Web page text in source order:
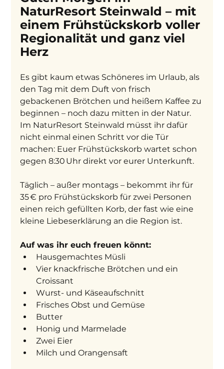
NaturResort Steinwald – mit
einem Frühstückskorb voller
Regionalität und ganz viel
Herz
Es gibt kaum etwas Schöneres im Urlaub, als
den Tag mit dem Duft von frisch
gebackenen Brötchen und heißem Kaffee zu
beginnen – noch dazu mitten in der Natur.
Im NaturResort Steinwald müsst ihr dafür
nicht einmal einen Schritt vor die Tür
machen: Euer Frühstückskorb wartet schon
gegen 8:30 Uhr direkt vor eurer Unterkunft.
Täglich – außer montags – bekommt ihr für
35 € pro Frühstückskorb für zwei Personen
einen reich gefüllten Korb, der fast wie eine
kleine Liebeserklärung an die Region ist.
Auf was ihr euch freuen könnt:
Hausgemachtes Müsli
Vier knackfrische Brötchen und ein
Croissant
Wurst- und Käseaufschnitt
Frisches Obst und Gemüse
Butter
Honig und Marmelade
Zwei Eier
Milch und Orangensaft